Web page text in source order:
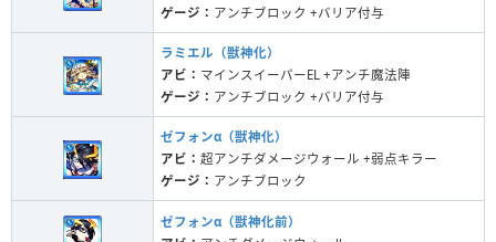
ゲージ： アンチブロック +バリア付与
ラミエル（獣神化）
アビ： マインスイーパーEL +アンチ魔法陣
ゲージ： アンチブロック +バリア付与
ゼフォンα（獣神化）
アビ： 超アンチダメージウォール +弱点キラー
ゲージ： アンチブロック
ゼフォンα（獣神化前）